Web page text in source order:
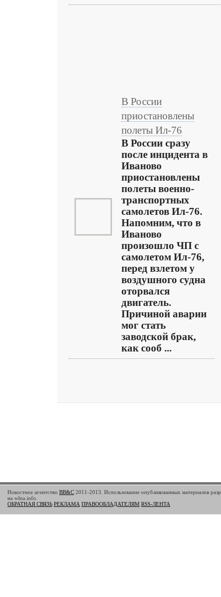
В России
приостановлены
полеты Ил-76
В России сразу
после инцидента в
Иваново
приостановлены
полеты военно-
транспортных
самолетов Ил-76.
Напомним, что в
Иваново
произошло ЧП с
самолетом Ил-76,
перед взлетом у
воздушного судна
оторвался
двигатель.
Причиной аварии
мог стать
заводской брак,
как сооб ...
Новостное агентство BB&C 2011-2013. Использование опубликованных материалов
на wlna.info.
ОБРАТНАЯ СВЯЗЬ РЕКЛАМА ПРАВООБЛАДАТЕЛЯМ RSS-ЛЕНТА